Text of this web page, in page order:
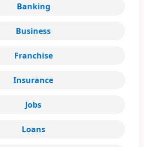
Banking
Business
Franchise
Insurance
Jobs
Loans